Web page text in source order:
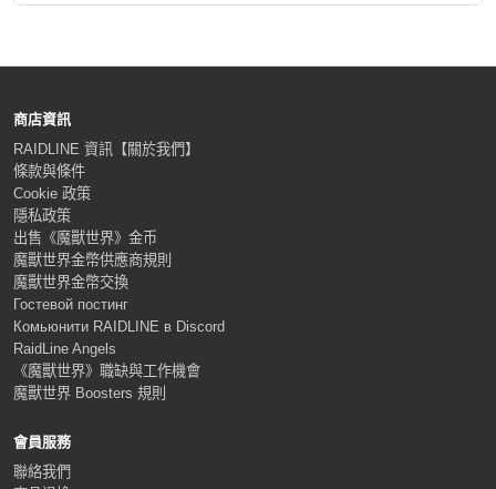
商店資訊
RAIDLINE 資訊【關於我們】
條款與條件
Cookie 政策
隱私政策
出售《魔獸世界》金币
魔獸世界金幣供應商規則
魔獸世界金幣交換
Гостевой постинг
Комьюнити RAIDLINE в Discord
RaidLine Angels
《魔獸世界》職缺與工作機會
魔獸世界 Boosters 規則
會員服務
聯絡我們